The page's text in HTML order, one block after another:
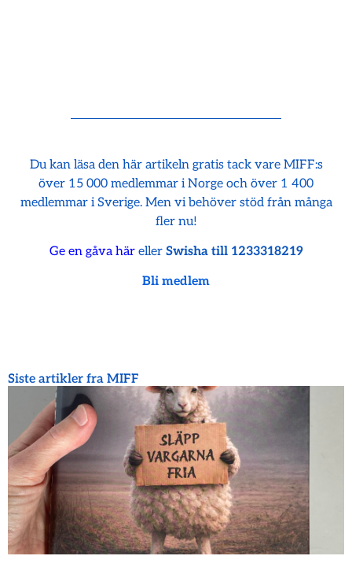
Du kan läsa den här artikeln gratis tack vare MIFF:s
över 15 000 medlemmar i Norge och över 1 400
medlemmar i Sverige. Men vi behöver stöd från många
fler nu!
Ge en gåva häreller Swisha till 1233318219
Bli medlem
Siste artikler fra MIFF